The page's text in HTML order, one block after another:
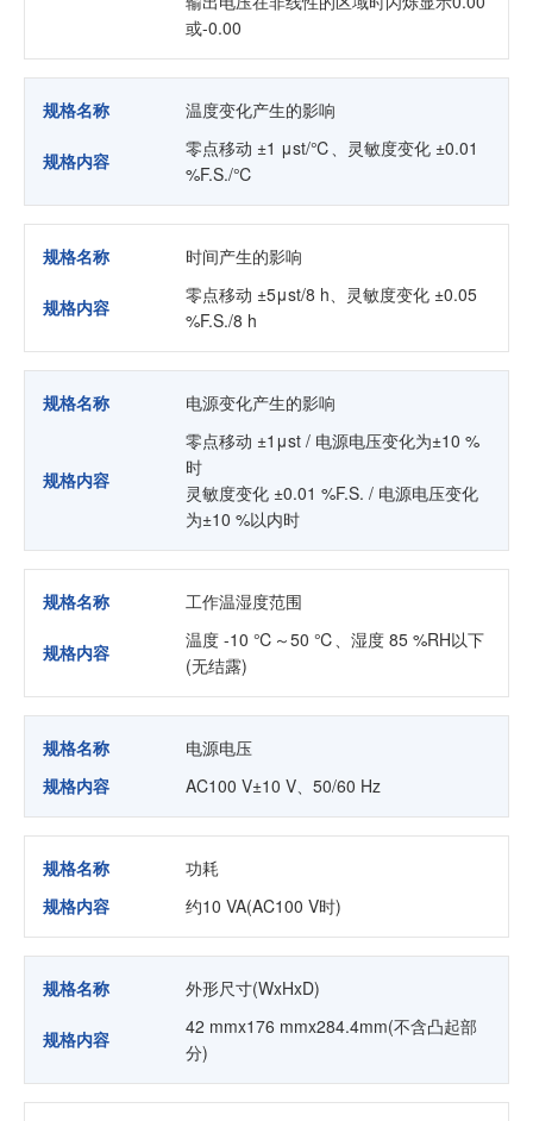
或-0.00
规格名称 温度变化产生的影响
规格内容
零点移动 ±1 μst/℃、灵敏度变化 ±0.01
%F.S./℃
规格名称 时间产生的影响
规格内容
零点移动 ±5μst/8 h、灵敏度变化 ±0.05
%F.S./8 h
规格名称 电源变化产生的影响
规格内容
零点移动 ±1μst / 电源电压变化为±10 %
时
灵敏度变化 ±0.01 %F.S. / 电源电压变化
为±10 %以内时
规格名称 工作温湿度范围
规格内容
温度 -10 ℃～50 ℃、湿度 85 %RH以下
(无结露)
规格名称
电源电压
规格内容
AC100 V±10 V、50/60 Hz
规格名称
功耗
规格内容
约10 VA(AC100 V时)
规格名称 外形尺寸(WxHxD)
规格内容
42 mmx176 mmx284.4mm(不含凸起部
分)